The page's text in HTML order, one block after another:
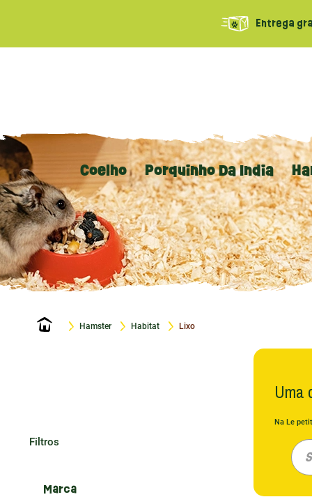
Entrega
Coelho Porquinho Da Índia
Início Hamster Habitat Lixo
Filtros
Marca
Uma
Na Le
também
de